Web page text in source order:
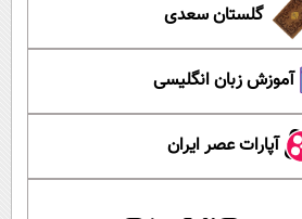
گلستان سعدی
آموزش زبان انگلیسی
آپارات عصر ایران